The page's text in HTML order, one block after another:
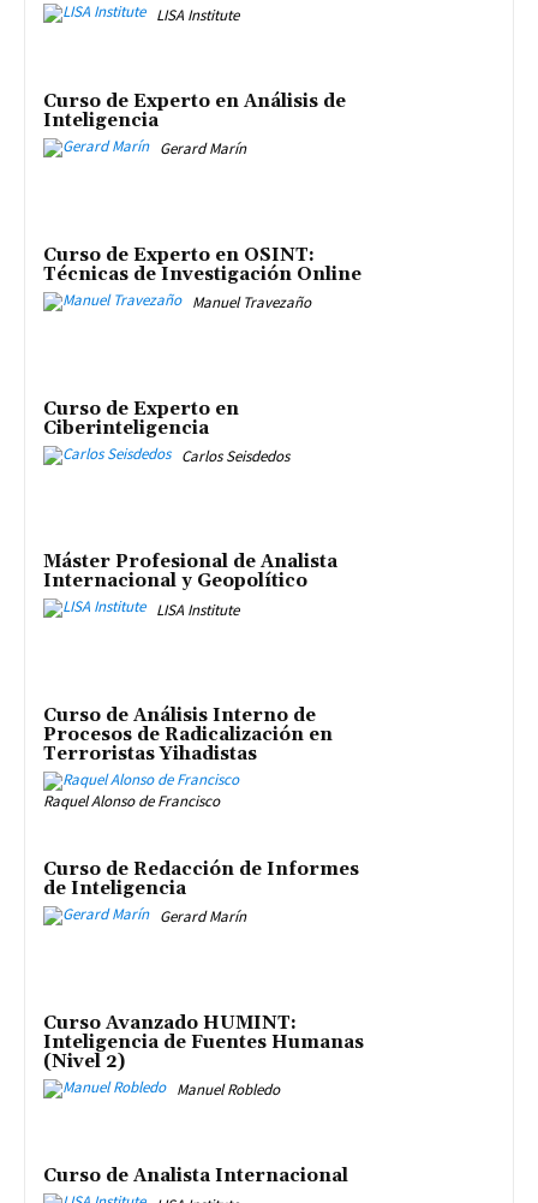
LISA Institute
Curso de Experto en Análisis de
Inteligencia
Gerard Marín
Curso de Experto en OSINT:
Técnicas de Investigación Online
Manuel Travezaño
Curso de Experto en
Ciberinteligencia
Carlos Seisdedos
Máster Profesional de Analista
Internacional y Geopolítico
LISA Institute
Curso de Análisis Interno de
Procesos de Radicalización en
Terroristas Yihadistas
Raquel Alonso de Francisco
Curso de Redacción de Informes
de Inteligencia
Gerard Marín
Curso Avanzado HUMINT:
Inteligencia de Fuentes Humanas
(Nivel 2)
Manuel Robledo
Curso de Analista Internacional